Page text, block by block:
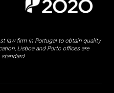
law firm in Portugal to obtain quality
Lisboa and Porto offices are
standard